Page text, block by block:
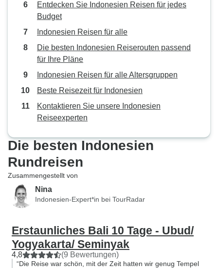
großartigsten
hinterlassen hat.
der der
von einem sehr
angeboten, sehr
Reisterrasse,
ist. Dann ein
Entdecken Sie Indonesien Reisen für jedes
Budget
Indonesien Reisen für alle
Die besten Indonesien Reiserouten passend
für Ihre Pläne
Indonesien Reisen für alle Altersgruppen
Beste Reisezeit für Indonesien
Kontaktieren Sie unsere Indonesien
Reiseexperten
Die besten Indonesien
Rundreisen
Zusammengestellt von
Nina
Indonesien-Expert*in bei TourRadar
Erstaunliches Bali 10 Tage - Ubud/
Yogyakarta/ Seminyak
4,8 (9 Bewertungen)
“Die Reise war schön, mit der Zeit hatten wir genug Tempel